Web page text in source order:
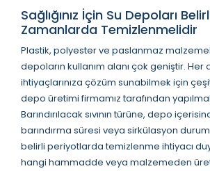
Sağlığınız İçin Su Depoları
Zamanlarda Temizlenmelidir
Plastik, polyester ve paslanmaz
depoların kullanım alanı çok geniştir. Her
ihtiyaçlarınıza çözüm sunabilmek için
depo üretimi firmamız tarafından
Barındırılacak sıvının türüne, depo
barındırma süresi veya sirkülasyon
belirli periyotlarda temizlenme ihtiyacı
hangi hammadde veya malzemeden